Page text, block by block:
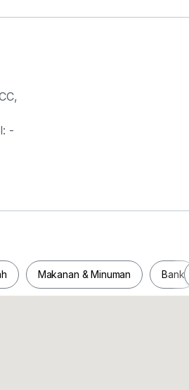
-
CONQUAS award
605 bays
of office spaces
Makanan & Minuman Bank